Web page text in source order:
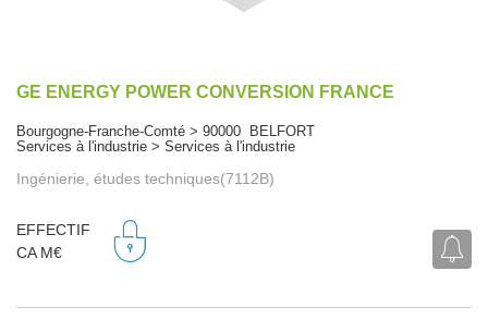
GE ENERGY POWER CONVERSION FRANCE
Bourgogne-Franche-Comté > 90000 BELFORT
Services à l'industrie > Services à l'industrie
Ingénierie, études techniques(7112B)
EFFECTIF
CA M€